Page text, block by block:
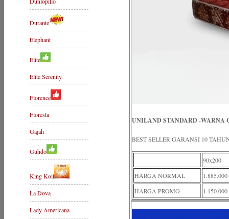
Durante
Elephant
Elite
Elite Serenity
Florence
Floresta
Gajah
Guhdo
King Koil
La Dova
Lady Americana
UNILAND STANDARD-WARNA
BEST SELLER GARANSI 10
90x200
HARGA NORMAL
1.885.000
HARGA PROMO
1.150.000